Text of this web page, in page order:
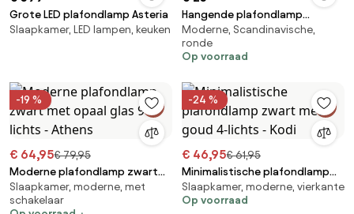
Grote LED plafondlamp Asteria
Slaapkamer, LED lampen, keuken
Hangende plafondlamp
APP1303-1C Black
Moderne, Scandinavische,
ronde
Op voorraad
-19 %
€ 64,95€ 79,95
Moderne plafondlamp zwart
met opaal glas 9-lichts -
Athens
Slaapkamer, moderne, met
schakelaar
-24 %
€ 46,95€ 61,95
Minimalistische plafondlamp
zwart met goud 4-lichts - Kodi
Slaapkamer, moderne, vierkante
Op voorraad